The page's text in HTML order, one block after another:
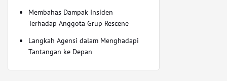
Membahas Dampak Insiden
Terhadap Anggota Grup Rescene
Langkah Agensi dalam Menghadapi
Tantangan ke Depan